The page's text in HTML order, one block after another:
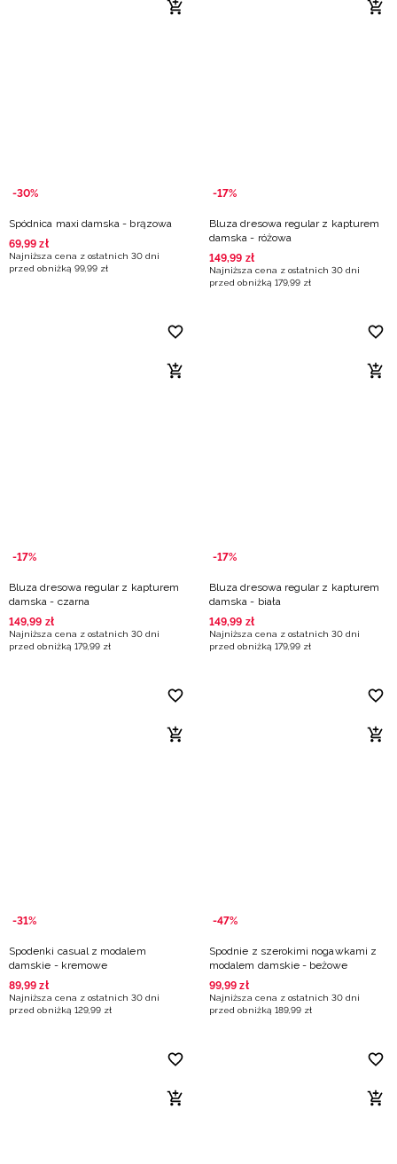
-30%
Spódnica maxi damska - brązowa
69,99 zł
Najniższa cena z ostatnich 30 dni
przed obniżką 99,99 zł
-17%
Bluza dresowa regular z kapturem
damska - różowa
149,99 zł
Najniższa cena z ostatnich 30 dni
przed obniżką 179,99 zł
-17%
Bluza dresowa regular z kapturem
damska - czarna
149,99 zł
Najniższa cena z ostatnich 30 dni
przed obniżką 179,99 zł
-17%
Bluza dresowa regular z kapturem
damska - biała
149,99 zł
Najniższa cena z ostatnich 30 dni
przed obniżką 179,99 zł
-31%
Spodenki casual z modalem
damskie - kremowe
89,99 zł
Najniższa cena z ostatnich 30 dni
przed obniżką 129,99 zł
-47%
Spodnie z szerokimi nogawkami z
modalem damskie - beżowe
99,99 zł
Najniższa cena z ostatnich 30 dni
przed obniżką 189,99 zł